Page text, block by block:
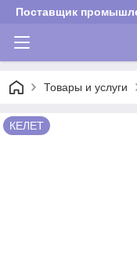
Поставщик
Товары и услуги
КЕЛЕТ